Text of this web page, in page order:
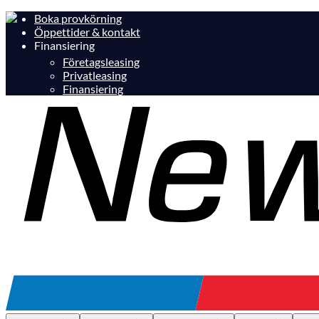
Boka provkörning
Öppettider & kontakt
Finansiering
Företagsleasing
Privatleasing
Finansiering